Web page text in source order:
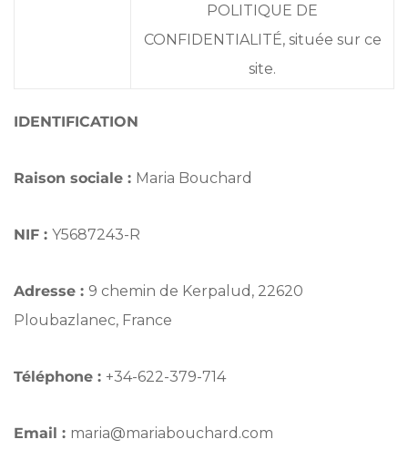
POLITIQUE DE
CONFIDENTIALITÉ, située sur ce
site.
IDENTIFICATION
Raison sociale : Maria Bouchard
NIF : Y5687243-R
Adresse : 9 chemin de Kerpalud, 22620
Ploubazlanec, France
Téléphone : +34-622-379-714
Email : maria@mariabouchard.com